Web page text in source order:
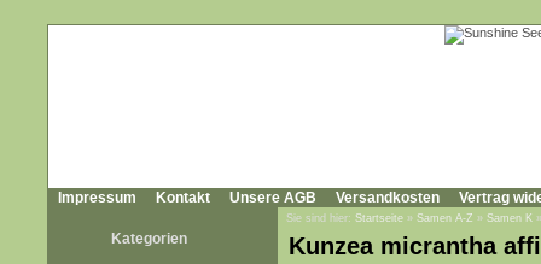
Impressum Kontakt Unsere AGB Versandkosten Vertrag
Kategorien
Sie sind hier: Startseite » Samen A-Z » Samen K
Kunzea micrantha